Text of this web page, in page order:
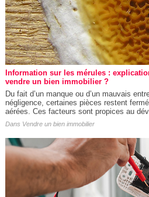
Information sur les mérules :
vendre un bien immobilier ?
Du fait d’un manque ou d’un mauvais
négligence, certaines pièces restent
aérées. Ces facteurs sont propices au
Dans Vendre un bien immobilier